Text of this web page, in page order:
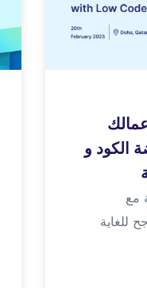
الكود و
مع
للغاية